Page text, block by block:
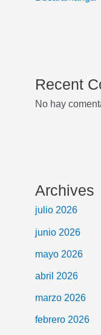
Recent
No hay
Archives
julio 2026
junio 2026
mayo 2026
abril 2026
marzo 2026
febrero 2026